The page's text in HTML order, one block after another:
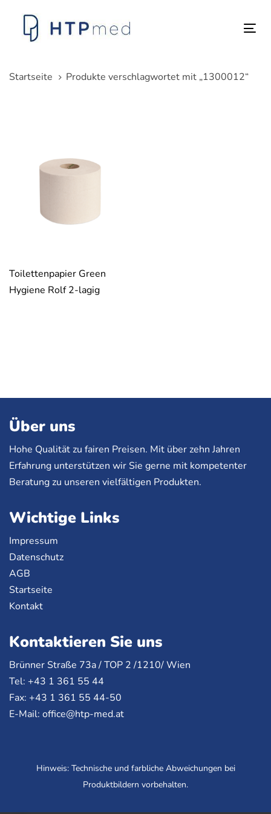
überspringen
springen
Startseite
Produkte verschlagwortet mit „1300012“
Toilettenpapier Green
Hygiene Rolf 2-lagig
Über uns
Hohe Qualität zu fairen Preisen. Mit über zehn Jahren
Erfahrung unterstützen wir Sie gerne mit kompetenter
Beratung zu unseren vielfältigen Produkten.
Wichtige Links
Impressum
Datenschutz
AGB
Startseite
Kontakt
Kontaktieren Sie uns
Brünner Straße 73a /TOP 2 /1210/ Wien
Tel: +43 1 361 55 44
Fax: +43 1 361 55 44-50
E-Mail: office@htp-med.at
Hinweis: Technische und farbliche Abweichungen bei
Produktbildern vorbehalten.